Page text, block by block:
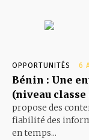
OPPORTUNITÉS 6
Bénin : Une
(niveau
propose des
fiabilité des
en temps...